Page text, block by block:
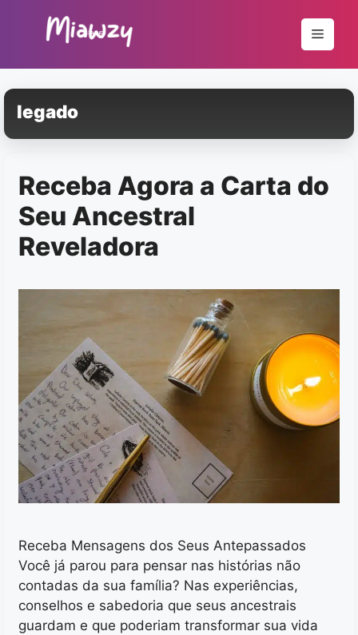
conteúdo
Menu
legado
Receba Agora a Carta do
Seu Ancestral
Reveladora
Receba Mensagens dos Seus Antepassados
Você já parou para pensar nas histórias não
contadas da sua família? Nas experiências,
conselhos e sabedoria que seus ancestrais
guardam e que poderiam transformar sua vida